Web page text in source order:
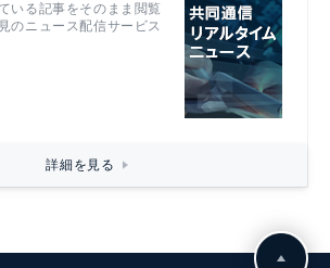
いる記事をそのまま閲覧
のニュース配信サービス
詳細を見る